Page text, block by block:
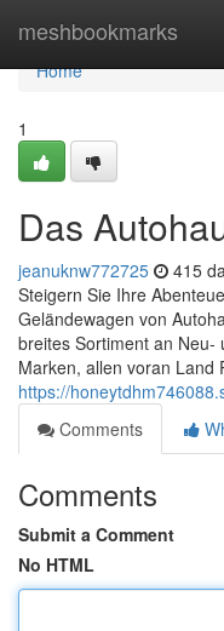
meshbookmarks
Home
Home
1
Das
jeanuknw772725 415
Steigern Sie Ihre
Geländewagen von
breites Sortiment an
Marken, allen voran Land
https://
Comments
Comments
Submit a Comment
No HTML